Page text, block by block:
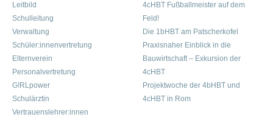
Leitbild
Schulleitung
Verwaltung
Schüler:innenvertretung
Elternverein
Personalvertretung
G!RLpower
Schulärztin
Vertrauenslehrer:innen
4cHBT Fußballmeister auf dem
Feld!
Die 1bHBT am Patscherkofel
Praxisnaher Einblick in die
Bauwirtschaft – Exkursion der
4cHBT
Projektwoche der 4bHBT und
4cHBT in Rom